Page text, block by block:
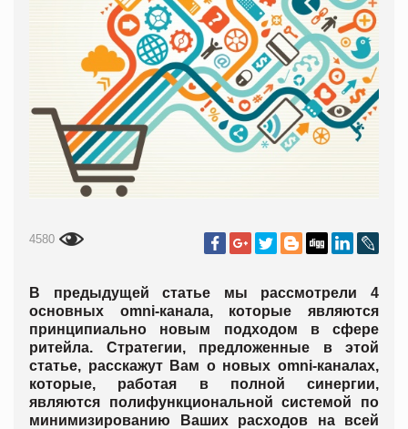
4580
В предыдущей статье мы рассмотрели 4
основных omni-канала, которые являются
принципиально новым подходом в сфере
ритейла. Стратегии, предложенные в этой
статье, расскажут Вам о новых оmni-каналах,
которые, работая в полной синергии,
являются полифункциональной системой по
минимизированию Ваших расходов на всей